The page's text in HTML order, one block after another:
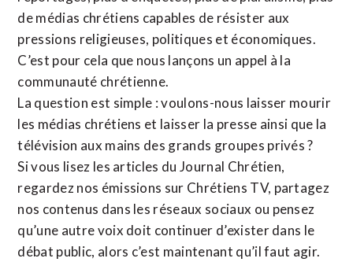
de médias chrétiens capables de résister aux
pressions religieuses, politiques et économiques.
C’est pour cela que nous lançons un appel à la
communauté chrétienne.
La question est simple : voulons-nous laisser mourir
les médias chrétiens et laisser la presse ainsi que la
télévision aux mains des grands groupes privés ?
Si vous lisez les articles du Journal Chrétien,
regardez nos émissions sur Chrétiens TV, partagez
nos contenus dans les réseaux sociaux ou pensez
qu’une autre voix doit continuer d’exister dans le
débat public, alors c’est maintenant qu’il faut agir.